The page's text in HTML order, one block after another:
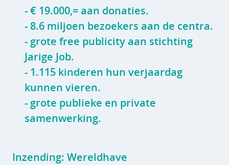
- € 19.000,= aan donaties.
- 8.6 miljoen bezoekers aan de centra.
- grote free publicity aan stichting
Jarige Job.
- 1.115 kinderen hun verjaardag
kunnen vieren.
- grote publieke en private
samenwerking.
Inzending: Wereldhave